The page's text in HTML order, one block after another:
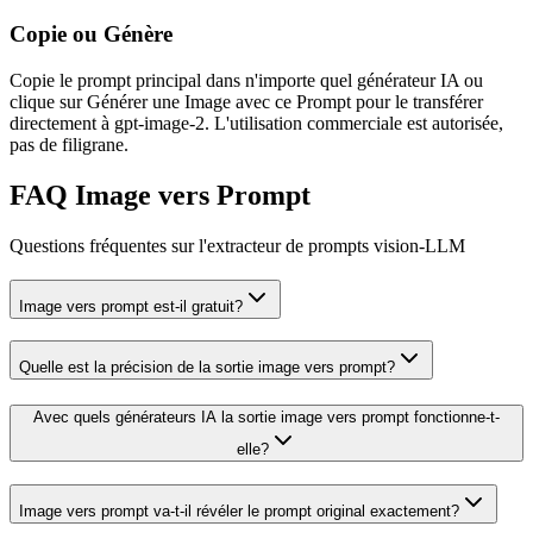
Copie ou Génère
Copie le prompt principal dans n'importe quel générateur IA ou
clique sur Générer une Image avec ce Prompt pour le transférer
directement à gpt-image-2. L'utilisation commerciale est autorisée,
pas de filigrane.
FAQ Image vers Prompt
Questions fréquentes sur l'extracteur de prompts vision-LLM
Image vers prompt est-il gratuit?
Quelle est la précision de la sortie image vers prompt?
Avec quels générateurs IA la sortie image vers prompt fonctionne-t-
elle?
Image vers prompt va-t-il révéler le prompt original exactement?